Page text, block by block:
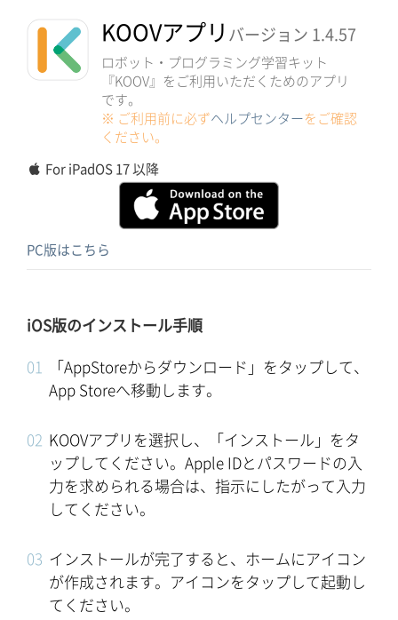
KOOVアプリ バージョン 1.4.57
ロボット・プログラミング学習キット
『KOOV』をご利用いただくためのアプリ
です。
※ ご利用前に必ずヘルプセンター をご確認
ください。
For iPadOS 17 以降
PC版はこちら
iOS版のインストール手順
「AppStoreからダウンロード」をタップして、
App Storeへ移動します。
KOOVアプリを選択し、「インストール」をタ
ップしてください。Apple IDとパスワードの入
力を求められる場合は、指示にしたがって入力
してください。
インストールが完了すると、ホームにアイコン
が作成されます。アイコンをタップして起動し
てください。